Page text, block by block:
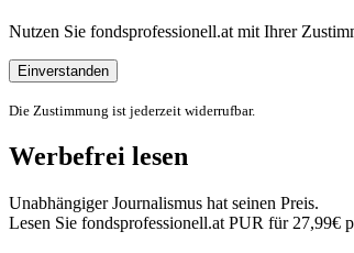
Nutzen Sie fondsprofessionell.at mit Ihrer
Einverstanden
Die Zustimmung ist jederzeit widerrufbar.
Werbefrei lesen
Unabhängiger Journalismus hat seinen Preis.
Lesen Sie fondsprofessionell.at PUR für 27,99€